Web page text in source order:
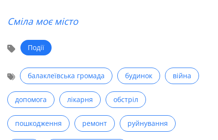
Сміла моє місто
Події
балаклеївська громада будинок війна
допомога лікарня обстріл
пошкодження ремонт руйнування